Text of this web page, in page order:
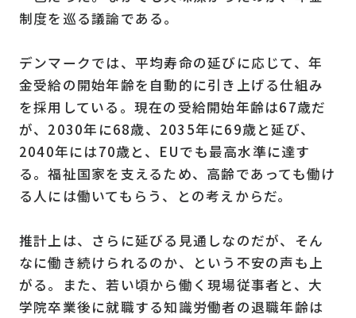
制度を巡る議論である。
デンマークでは、平均寿命の延びに応じて、年
金受給の開始年齢を自動的に引き上げる仕組み
を採用している。現在の受給開始年齢は67歳だ
が、2030年に68歳、2035年に69歳と延び、
2040年には70歳と、EUでも最高水準に達す
る。福祉国家を支えるため、高齢であっても働け
る人には働いてもらう、との考えからだ。
推計上は、さらに延びる見通しなのだが、そん
なに働き続けられるのか、という不安の声も上
がる。また、若い頃から働く現場従事者と、大
学院卒業後に就職する知識労働者の退職年齢は